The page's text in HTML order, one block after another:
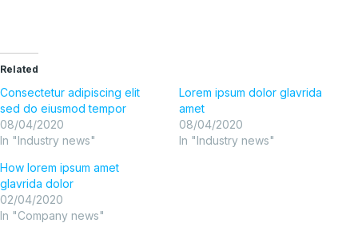
Related
Consectetur adipiscing elit
sed do eiusmod tempor
08/04/2020
In "Industry news"
Lorem ipsum dolor glavrida
amet
08/04/2020
In "Industry news"
How lorem ipsum amet
glavrida dolor
02/04/2020
In "Company news"